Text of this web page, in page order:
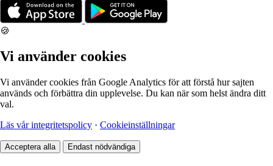
🍪
Vi använder cookies
Vi använder cookies från Google Analytics för att förstå hur sajten
används och förbättra din upplevelse. Du kan när som helst ändra ditt
val.
Läs vår integritetspolicy · Cookieinställningar
Acceptera alla Endast nödvändiga